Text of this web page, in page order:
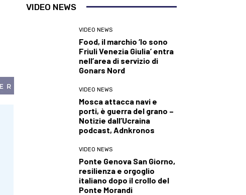
VIDEO NEWS
VIDEO NEWS
Food, il marchio ‘Io sono
Friuli Venezia Giulia’ entra
nell’area di servizio di
Gonars Nord
VIDEO NEWS
Mosca attacca navi e
porti, è guerra del grano –
Notizie dall’Ucraina
podcast, Adnkronos
VIDEO NEWS
Ponte Genova San Giorno,
resilienza e orgoglio
italiano dopo il crollo del
Ponte Morandi